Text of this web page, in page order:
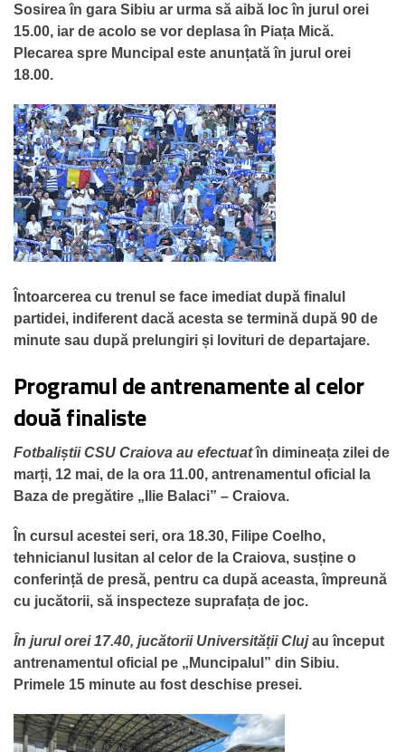
Sosirea în gara Sibiu ar urma să aibă loc în jurul orei
15.00, iar de acolo se vor deplasa în Piața Mică.
Plecarea spre Muncipal este anunțată în jurul orei
18.00.
Întoarcerea cu trenul se face imediat după finalul
partidei, indiferent dacă acesta se termină după 90 de
minute sau după prelungiri și lovituri de departajare.
Programul de antrenamente al celor
două finaliste
Fotbaliștii CSU Craiova au efectuatîn dimineața zilei de
marți, 12 mai, de la ora 11.00, antrenamentul oficial la
Baza de pregătire „Ilie Balaci” – Craiova.
În cursul acestei seri, ora 18.30, Filipe Coelho,
tehnicianul lusitan al celor de la Craiova, susține o
conferință de presă, pentru ca după aceasta, împreună
cu jucătorii, să inspecteze suprafața de joc.
În jurul orei 17.40, jucătorii Universității Clujau început
antrenamentul oficial pe „Muncipalul” din Sibiu.
Primele 15 minute au fost deschise presei.